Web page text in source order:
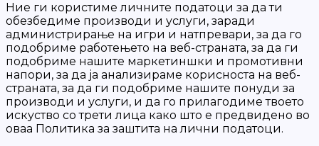
Ние ги користиме личните податоци за да ти
обезбедиме производи и услуги, заради
администрирање на игри и натпревари, за да го
подобриме работењето на веб-страната, за да ги
подобриме нашите маркетиншки и промотивни
напори, за да ја анализираме корисноста на веб-
страната, за да ги подобриме нашите понуди за
производи и услуги, и да го прилагодиме твоето
искуство со трети лица како што е предвидено во
оваа Политика за заштита на лични податоци.